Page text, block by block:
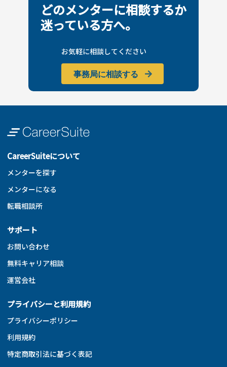
どのメンターに相談するか
迷っている方へ。
お気軽に相談してください
事務局に相談する
CareerSuiteについて
メンターを探す
メンターになる
転職相談所
サポート
お問い合わせ
無料キャリア相談
運営会社
プライバシーと利用規約
プライバシーポリシー
利用規約
特定商取引法に基づく表記